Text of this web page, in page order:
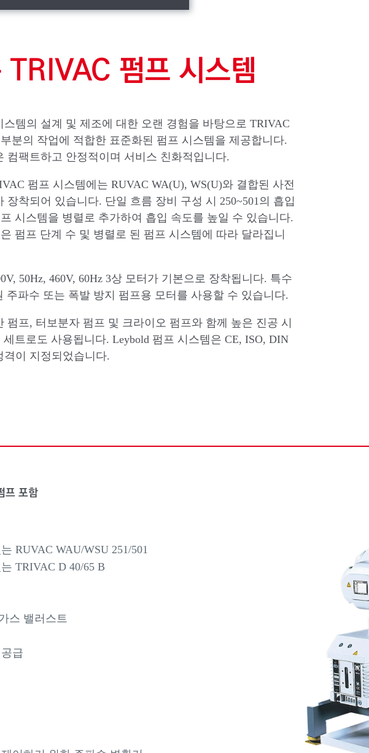
펌프 시스템
스템의 설계 및 제조에 대한 오랜 경험을 바탕으로 TRIVAC
분의 작업에 적합한 표준화된 펌프 시스템을 제공합니다.
컴팩트하고 안정적이며 서비스 친화적입니다.
펌프 시스템에는 RUVAC WA(U), WS(U)와 결합된 사전
장착되어 있습니다. 단일 흐름 장비 구성 시 250~501의 흡입
시스템을 병렬로 추가하여 흡입 속도를 높일 수 있습니다.
펌프 단계 수 및 병렬로 된 펌프 시스템에 따라 달라집니
50Hz, 460V, 60Hz 3상 모터가 기본으로 장착됩니다. 특수
주파수 또는 폭발 방지 펌프용 모터를 사용할 수 있습니다.
펌프, 터보분자 펌프 및 크라이오 펌프와 함께 높은 진공 시
트로도 사용됩니다. Leybold 펌프 시스템은 CE, ISO, DIN
격이 지정되었습니다.
프 포함
RUVAC WAU/WSU 251/501
TRIVAC D 40/65 B
스 밸러스트
급